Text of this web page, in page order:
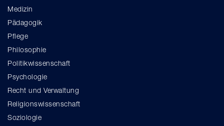
Medizin
Pädagogik
Pflege
Philosophie
Politikwissenschaft
Psychologie
Recht und Verwaltung
Religionswissenschaft
Soziologie